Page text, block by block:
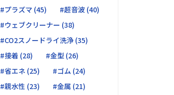
#プラズマ (45)
#超音波 (40)
#ウェブクリーナー (38)
#CO2スノードライ洗浄 (35)
#接着 (28)
#金型 (26)
#省エネ (25)
#ゴム (24)
#親水性 (23)
#金属 (21)